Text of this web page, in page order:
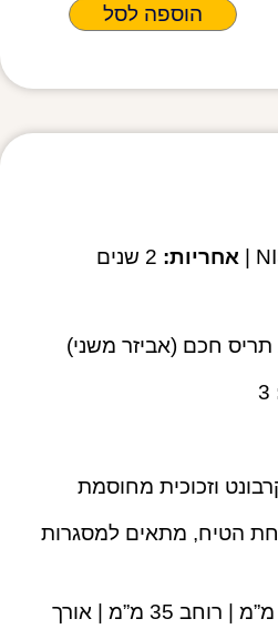
הוספה לסל
אחריות:
חכם (אביזר משני)
וזכוכית מחוסמת
הטיח, מתאים למסגרות
גובה 83 מ”מ | רוחב 35 מ”מ | אורך